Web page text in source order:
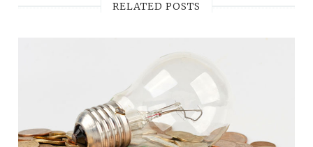
RELATED POSTS